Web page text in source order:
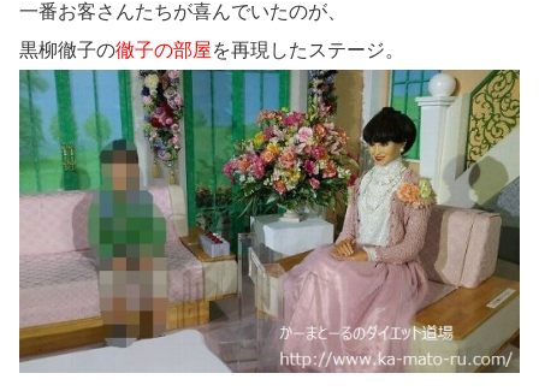
一番お客さんたちが喜んでいたのが、
黒柳徹子の徹子の部屋を再現したステージ。